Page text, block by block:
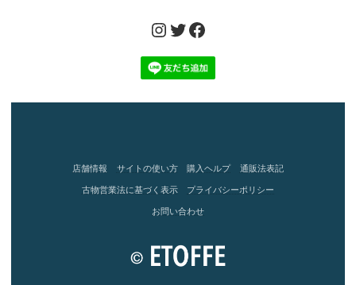
Instagram
Twitter
Facebook
店舗情報 サイトの使い方 購入ヘルプ 通販法表記
古物営業法に基づく表示 プライバシーポリシー
お問い合わせ